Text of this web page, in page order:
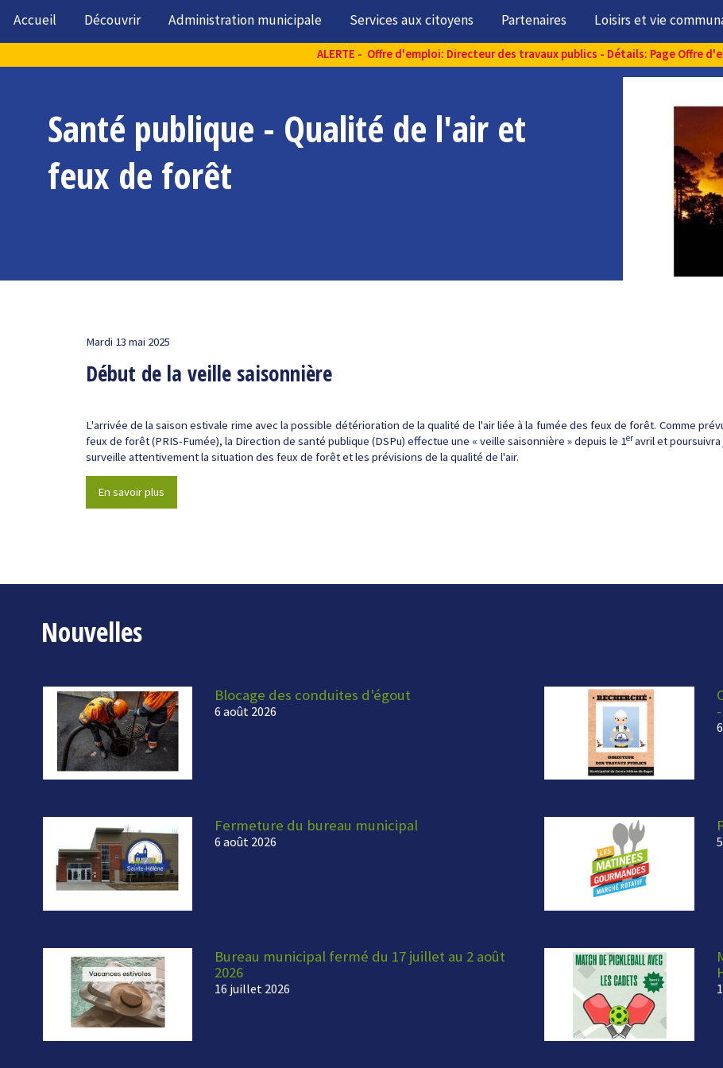
Accueil Découvrir Administration municipale Services aux citoyens Partenaires Loisirs et vie
ALERTE - Offre d'emploi: Directeur des travaux publics - Détails: Page Offre
Santé publique - Qualité de l'air et
feux de forêt
Mardi 13 mai 2025
Début de la veille saisonnière
L'arrivée de la saison estivale rime avec la possible détérioration de la qualité de l'air liée à la fumée des feux de forêt. Comme
feux de forêt (PRIS-Fumée), la Direction de santé publique (DSPu) effectue une « veille saisonnière » depuis le 1eravril et
surveille attentivement la situation des feux de forêt et les prévisions de la qualité de l'air.
En savoir plus
Nouvelles
Blocage des conduites d'égout
6 août 2026
Fermeture du bureau municipal
6 août 2026
Bureau municipal fermé du 17 juillet au 2 août
2026
16 juillet 2026